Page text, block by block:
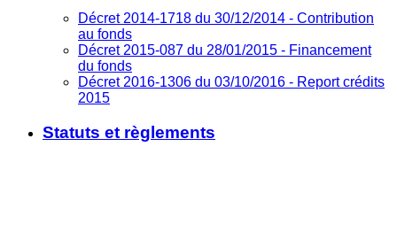
Décret 2014-1718 du 30/12/2014 - Contribution
au fonds
Décret 2015-087 du 28/01/2015 - Financement
du fonds
Décret 2016-1306 du 03/10/2016 - Report crédits
2015
Statuts et règlements